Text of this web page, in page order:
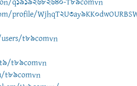
profile/
t89comvn
t89comvn
t89comvn